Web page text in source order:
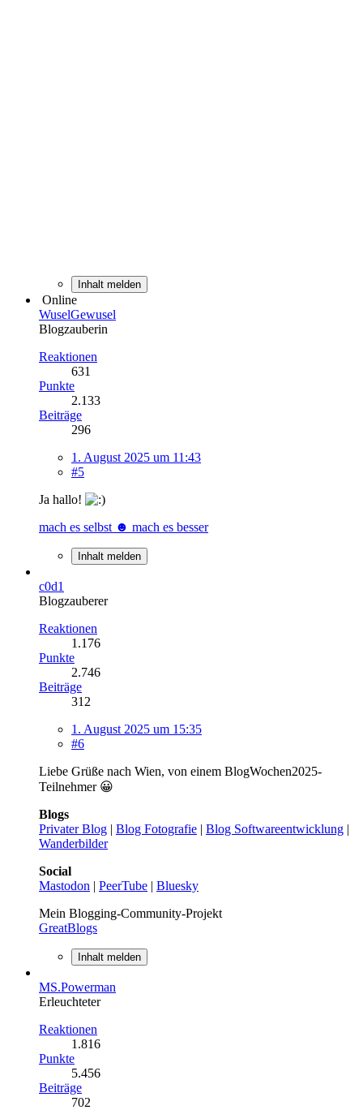
Inhalt melden
Online
WuselGewusel
Blogzauberin
Reaktionen
631
Punkte
2.133
Beiträge
296
1. August 2025 um 11:43
#5
Ja hallo!
mach es selbst ☻ mach es besser
Inhalt melden
c0d1
Blogzauberer
Reaktionen
1.176
Punkte
2.746
Beiträge
312
1. August 2025 um 15:35
#6
Liebe Grüße nach Wien, von einem BlogWochen2025-
Teilnehmer 😀
Blogs
Privater Blog | Blog Fotografie | Blog Softwareentwicklung |
Wanderbilder
Social
Mastodon | PeerTube | Bluesky
Mein Blogging-Community-Projekt
GreatBlogs
Inhalt melden
MS.Powerman
Erleuchteter
Reaktionen
1.816
Punkte
5.456
Beiträge
702